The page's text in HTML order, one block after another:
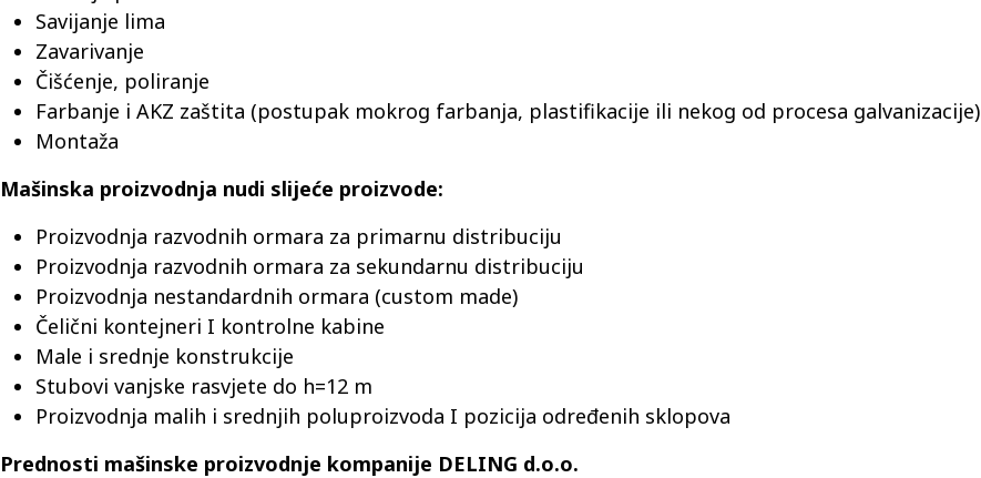
Savijanje lima
Zavarivanje
Čišćenje, poliranje
Farbanje i AKZ zaštita (postupak mokrog farbanja, plastifikacije ili nekog od procesa galvanizacije)
Montaža
Mašinska proizvodnja nudi slijeće proizvode:
Proizvodnja razvodnih ormara za primarnu distribuciju
Proizvodnja razvodnih ormara za sekundarnu distribuciju
Proizvodnja nestandardnih ormara (custom made)
Čelični kontejneri I kontrolne kabine
Male i srednje konstrukcije
Stubovi vanjske rasvjete do h=12 m
Proizvodnja malih i srednjih poluproizvoda I pozicija određenih sklopova
Prednosti mašinske proizvodnje kompanije DELING d.o.o.